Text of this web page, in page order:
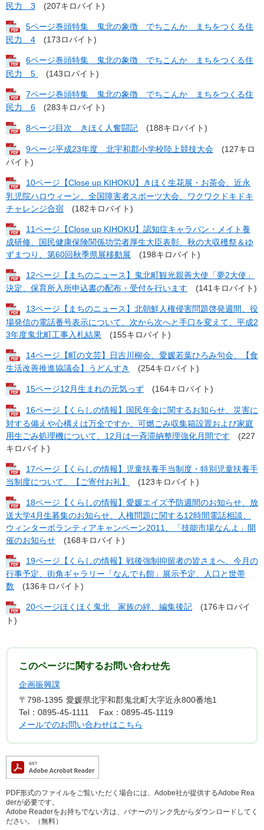
民力 3 (207キロバイト)
5ページ巻頭特集 鬼北の象徴 でちこんか まちをつくる住
民力 4 (173ロバイト)
6ページ巻頭特集 鬼北の象徴 でちこんか まちをつくる住
民力 5
(143ロバイト)
7ページ巻頭特集 鬼北の象徴 でちこんか まちをつくる住
民力 6 (283キロバイト)
8ページ目次 きほく人奮闘記 (188キロバイト)
9ページ平成23年度 北宇和郡小学校陸上競技大会 (127キロ
バイト)
10ページ【Close up KIHOKU】きほく生花展・お茶会、近永
乳児院ハロウィーン、全国障害者スポーツ大会、ワクワクドキドキ
チャレンジ合宿 (182キロバイト)
11ページ【Close up KIHOKU】認知症キャラバン・メイト養
成研修、国民健康保険関係功労者厚生大臣表彰、秋の大収穫祭＆ゆ
ずまつり、第60回秋季県展移動展 (198キロバイト)
12ページ【まちのニュース】鬼北町観光親善大使「夢2大使」
決定、保育所入所申込書の配布・受付を行います (141キロバイト)
13ページ【まちのニュース】北朝鮮人権侵害問題啓発週間、役
場発信の電話番号表示について、次から次へと手口を変えて、平成2
3年度鬼北町工事入札結果 (155キロバイト)
14ページ【町の文芸】日吉川柳会、愛媛若葉ひろみ句会、【食
生活改善推進協議会】うどんすき
(254キロバイト)
15ページ12月生まれの元気っず (164キロバイト)
16ページ【くらしの情報】国民年金に関するお知らせ、災害に
対する備えや心構えは万全ですか、可燃ごみ収集箱設置および家庭
用生ごみ処理機について、12月は一斉滞納整理強化月間です (227
キロバイト)
17ページ【くらしの情報】児童扶養手当制度・特別児童扶養手
当制度について、【ご寄付お礼】
(123キロバイト)
18ページ【くらしの情報】愛媛エイズ予防週間のお知らせ、放
送大学4月生募集のお知らせ、人権問題に関する12時間電話相談、
ウィンターボランティアキャンペーン2011、「技能市場なんよ」開
催のお知らせ (168キロバイト)
19ページ【くらしの情報】戦後強制抑留者の皆さまへ、今月の
行事予定、街角ギャラリー「なんでも館」展示予定、人口と世帯
数 (136キロバイト)
20ページほくほく鬼北 家族の絆、編集後記 (176キロバイ
ト)
このページに関するお問い合わせ先
企画振興課
〒798-1395 愛媛県北宇和郡鬼北町大字近永800番地1
Tel：0895-45-1111
Fax：0895-45-1119
メールでのお問い合わせはこちら
PDF形式のファイルをご覧いただく場合には、Adobe社が提供するAdobe Rea
derが必要です。
Adobe Readerをお持ちでない方は、バナーのリンク先からダウンロードしてく
ださい。（無料）